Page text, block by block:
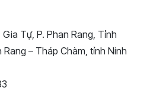
Gia Tự, P. Phan Rang, Tỉnh
– Tháp Chàm, tỉnh Ninh